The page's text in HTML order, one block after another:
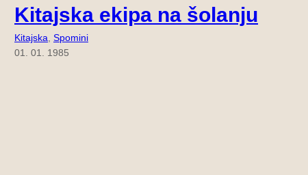
Kitajska ekipa na šolanju
Kitajska Spomini
01. 01. 1985